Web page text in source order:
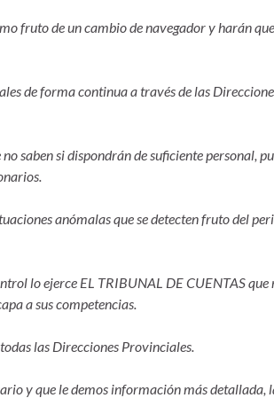
fruto de un cambio de navegador y harán
de forma continua a través de las
saben si dispondrán de suficiente personal,
anómalas que se detecten fruto del
lo ejerce EL TRIBUNAL DE CUENTAS que
a sus competencias.
las Direcciones Provinciales.
y que le demos información más